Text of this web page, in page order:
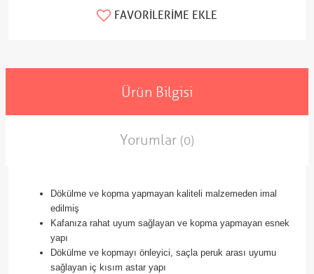
FAVORILERIME EKLE
Ürün Bilgisi
Yorumlar (0)
Dökülme ve kopma yapmayan kaliteli malzemeden imal
edilmiş
Kafanıza rahat uyum sağlayan ve kopma yapmayan esnek
yapı
Dökülme ve kopmayı önleyici, saçla peruk arası uyumu
sağlayan iç kısım astar yapı